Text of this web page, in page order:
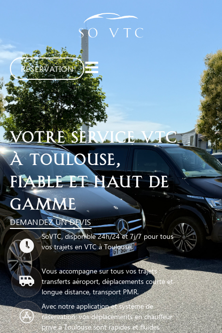
RÉSERVATION
Votre service VTC
à Toulouse,
fiable et haut de
gamme
DEMANDEZ UN DEVIS
SoVTC, disponible 24h/24 et 7j/7 pour tous
vos trajets en VTC à Toulouse.
Vous accompagne sur tous vos trajets :
transferts aéroport, déplacements courte et
longue distance, transport PMR.
Avec notre application et système de
réservation, vos déplacements en chauffeur
privé à Toulouse sont rapides et fluides